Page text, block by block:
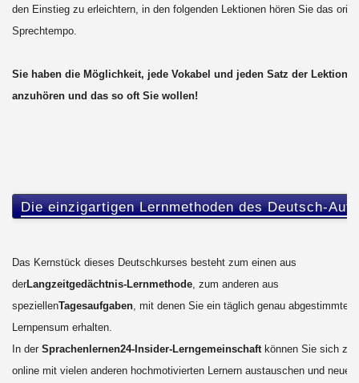
den Einstieg zu erleichtern, in den folgenden Lektionen hören Sie das
Sprechtempo.
Sie haben die Möglichkeit, jede Vokabel und jeden Satz der
anzuhören und das so oft Sie wollen!
Die einzigartigen Lernmethoden des Deutsch-
Das Kernstück dieses Deutschkurses besteht zum einen aus
derLangzeitgedächtnis-Lernmethode, zum anderen aus
speziellenTagesaufgaben, mit denen Sie ein täglich genau abgestimmtes
Lernpensum erhalten.
In der Sprachenlernen24-Insider-Lerngemeinschaftkönnen Sie sich
online mit vielen anderen hochmotivierten Lernern austauschen und neue